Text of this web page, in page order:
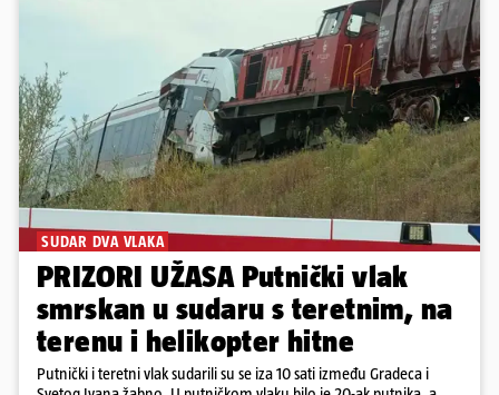
SUDAR DVA VLAKA
PRIZORI UŽASA Putnički vlak
smrskan u sudaru s teretnim, na
terenu i helikopter hitne
Putnički i teretni vlak sudarili su se iza 10 sati između Gradeca i